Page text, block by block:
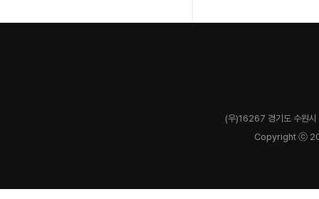
(우)16267 경기도 수원
Copyright ⓒ